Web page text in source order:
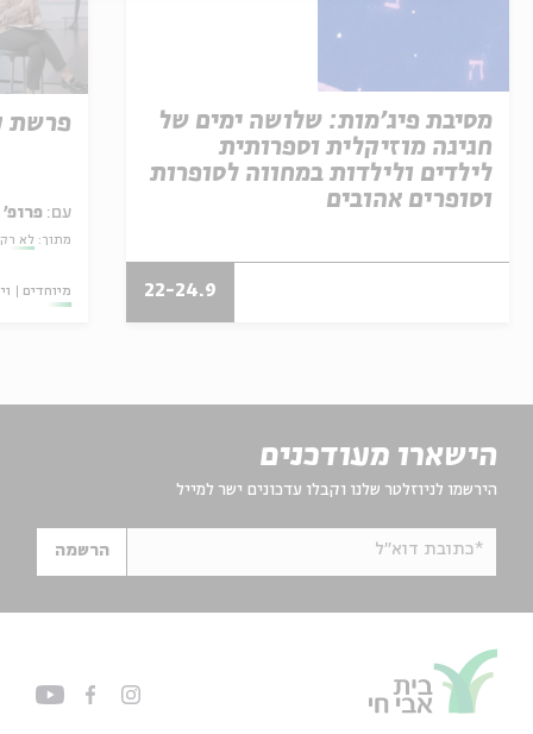
מסיבת פיג'מות: שלושה ימים של
חגיגה מוזיקלית וספרותית
לילדים ולילדות במחווה לסופרות
וסופרים אהובים
22-24.9
פרשת
עם:
מתוך: לא
מיוחדים
הישארו מעודכנים
הירשמו לניוזלטר שלנו וקבלו עדכונים ישר למייל
*כתובת דוא"ל הרשמה